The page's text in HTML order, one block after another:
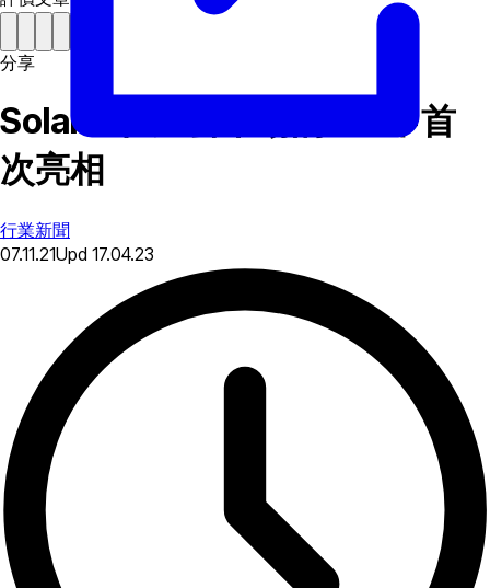
分享
Solana 在加密市場的 G4 中首
次亮相
行業新聞
07.11.21Upd 17.04.23